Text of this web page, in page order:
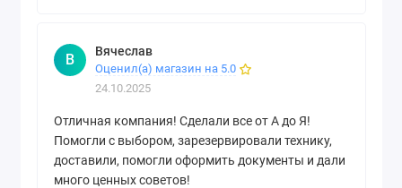
В Вячеслав
Оценил(а) магазин на 5.0
24.10.2025
Отличная компания! Сделали все от А до Я!
Помогли с выбором, зарезервировали технику,
доставили, помогли оформить документы и дали
много ценных советов!